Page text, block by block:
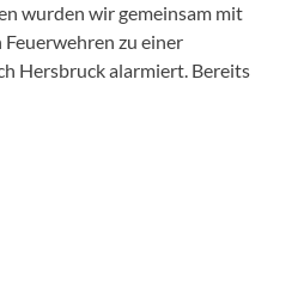
wurden wir gemeinsam mit
zu einer
Hersbruck alarmiert. Bereits